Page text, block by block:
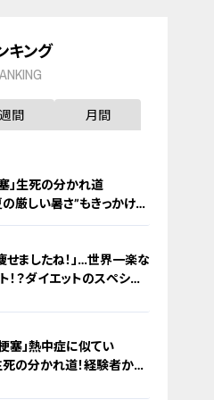
キング
週間 月間
」生死の分かれ道
厳しい暑さ”もきっかけ
のキケンなサインと対処
せましたね！」…世界一楽な
！？ダイエットのスペシャ
塞」熱中症に似てい
死の分かれ道！経験者から